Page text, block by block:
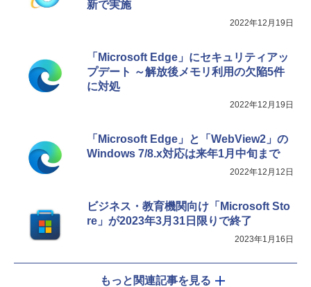
き、グラファイト
新で実施
2022年12月19日
「Microsoft Edge」にセキュリティアッ
プデート ～解放後メモリ利用の欠陥5件
に対処
2022年12月19日
「Microsoft Edge」と「WebView2」の
Windows 7/8.x対応は来年1月中旬まで
2022年12月12日
ビジネス・教育機関向け「Microsoft Sto
re」が2023年3月31日限りで終了
2023年1月16日
もっと関連記事を見る